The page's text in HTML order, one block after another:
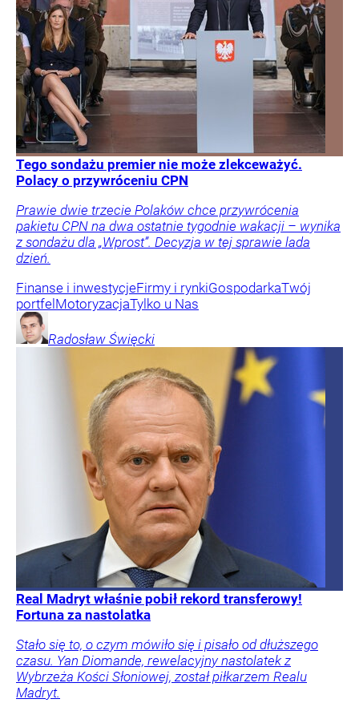
Tego sondażu premier nie może zlekceważyć.
Polacy o przywróceniu CPN
Prawie dwie trzecie Polaków chce przywrócenia
pakietu CPN na dwa ostatnie tygodnie wakacji – wynika
z sondażu dla „Wprost”. Decyzja w tej sprawie lada
dzień.
Finanse i inwestycjeFirmy i rynkiGospodarkaTwój
portfel MotoryzacjaTylko u Nas
Radosław Święcki
Real Madryt właśnie pobił rekord transferowy!
Fortuna za nastolatka
Stało się to, o czym mówiło się i pisało od dłuższego
czasu. Yan Diomande, rewelacyjny nastolatek z
Wybrzeża Kości Słoniowej, został piłkarzem Realu
Madryt.